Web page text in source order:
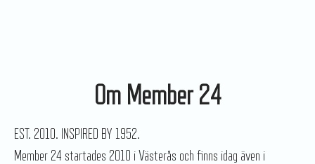
Om Member 24
EST. 2010. INSPIRED BY 1952.
Member 24 startades 2010 i Västerås och finns idag även i